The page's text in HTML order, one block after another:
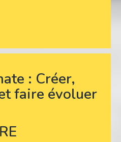
: Créer,
faire évoluer